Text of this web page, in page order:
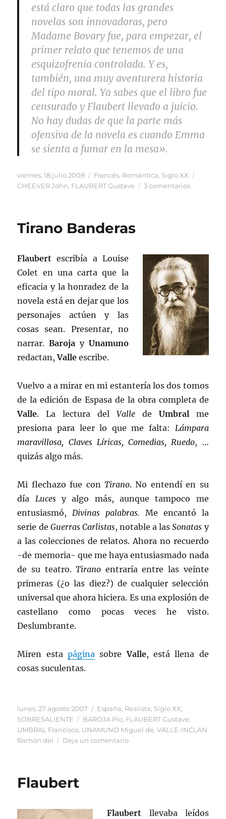
está claro que todas las grandes
novelas son innovadoras, pero
Madame Bovary fue, para empezar, el
primer relato que tenemos de una
esquizofrenia controlada. Y es,
también, una muy aventurera historia
del tipo moral. Ya sabes que el libro fue
censurado y Flaubert llevado a juicio.
No hay dudas de que la parte más
ofensiva de la novela es cuando Emma
se sienta a fumar en la mesa».
Publicado
el
viernes, 18 julio 2008 Categorías
Francés Romántica Siglo XX
CHEEVER John FLAUBERT Gustave 3 comentariosen
Tirano Banderas
Flaubert escribía a Louise
Colet en una carta que la
eficacia y la honradez de la
novela está en dejar que los
personajes actúen y las
cosas sean. Presentar, no
narrar.Baroja y Unamuno
redactan,Valle escribe.
Vuelvo a a mirar en mi estantería los dos tomos
de la edición de Espasa de la obra completa de
Valle. La lectura del Vallede Umbralme
presiona para leer lo que me falta: Lámpara
maravillosa, Claves Líricas, Comedias, Ruedo, …
quizás algo más.
Mi flechazo fue con Tirano. No entendí en su
día Lucesy algo más, aunque tampoco me
entusiasmó, Divinas palabras. Me encantó la
serie de Guerras Carlistas, notable a lasSonatas y
a las colecciones de relatos. Ahora no recuerdo
-de memoria- que me haya entusiasmado nada
de su teatro.Tirano entraría entre las veinte
primeras (¿o las diez?) de cualquier selección
universal que ahora hiciera. Es una explosión de
castellano como pocas veces he visto.
Deslumbrante.
Miren estapágina sobreValle, está llena de
cosas suculentas.
Publicado
el
lunes, 27 agosto 2007 Categorías
España Realista Siglo XX
SOBRESALIENTE
Etiquetas
BAROJA Pío FLAUBERT Gustave
UMBRAL Francisco UNAMUNO Miguel de ,VALLE-INCLAN
Ramón del
Deja un comentarioen
Flaubert
Flaubert llevaba leídos